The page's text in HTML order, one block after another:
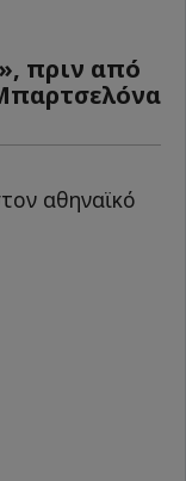
πριν από